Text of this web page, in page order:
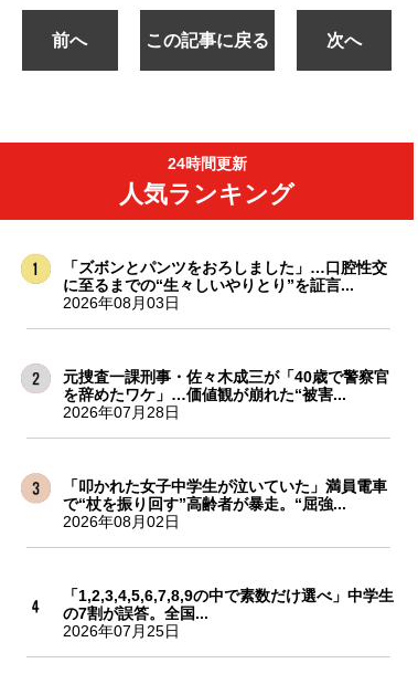
前へ この記事に戻る 次へ
24時間更新
人気ランキング
「ズボンとパンツをおろしました」…口腔性交
に至るまでの“生々しいやりとり”を証言...
2026年08月03日
元捜査一課刑事・佐々木成三が「40歳で警察官
を辞めたワケ」…価値観が崩れた“被害...
2026年07月28日
「叩かれた女子中学生が泣いていた」満員電車
で“杖を振り回す”高齢者が暴走。“屈強...
2026年08月02日
「1,2,3,4,5,6,7,8,9の中で素数だけ選べ」中学生
の7割が誤答。全国...
2026年07月25日